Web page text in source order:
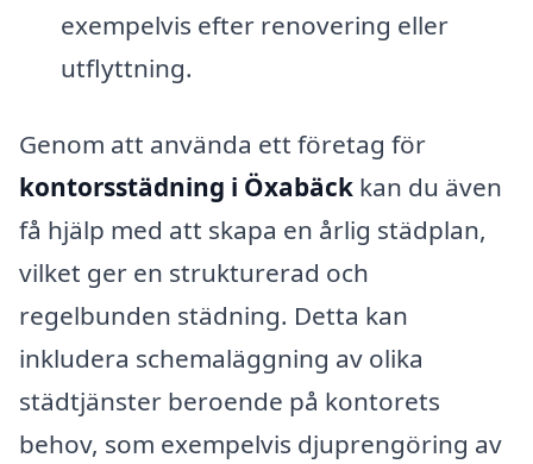
exempelvis efter renovering eller
utflyttning.
Genom att använda ett företag för
kontorsstädning i Öxabäck kan du även
få hjälp med att skapa en årlig städplan,
vilket ger en strukturerad och
regelbunden städning. Detta kan
inkludera schemaläggning av olika
städtjänster beroende på kontorets
behov, som exempelvis djuprengöring av